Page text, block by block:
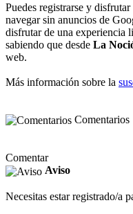
Puedes registrarse y disfrutar
navegar sin anuncios de
disfrutar de una experiencia
sabiendo que desde La
web.
Más información sobre la
Comentarios
Comentar
Aviso
Necesitas estar registrado/a